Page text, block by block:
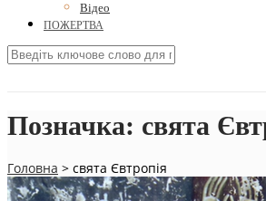
Відео
ПОЖЕРТВА
Позначка: свята
Головна > свята Євтропія